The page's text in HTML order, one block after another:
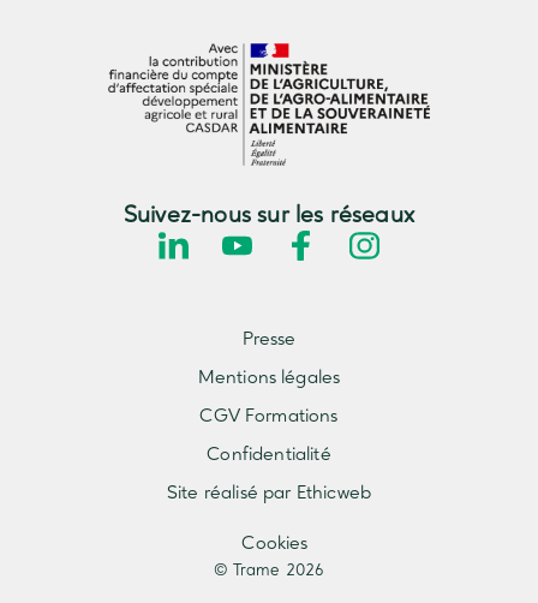
Suivez-nous sur les réseaux
© Trame 2026
Cookies
Presse
Mentions légales
CGV Formations
Confidentialité
Site réalisé par Ethicweb